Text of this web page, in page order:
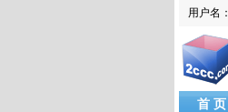
用户名：
首 页